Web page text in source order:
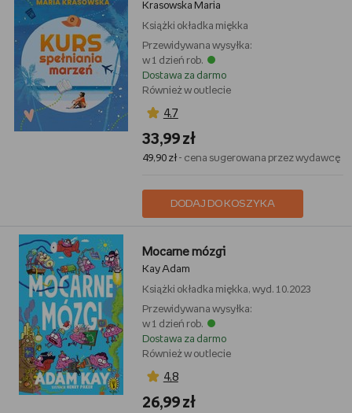
Krasowska Maria
Książki okładka miękka
Przewidywana wysyłka:
w 1 dzień rob.
Dostawa za darmo
Również w outlecie
4,7
33,99 zł
49,90 zł- cena sugerowana przez wydawcę
DODAJ DO KOSZYKA
Mocarne mózgi
Kay Adam
Książki okładka miękka, wyd. 10.2023
Przewidywana wysyłka:
w 1 dzień rob.
Dostawa za darmo
Również w outlecie
4,8
26,99 zł